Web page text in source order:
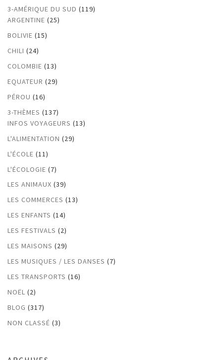
3-AMÉRIQUE DU SUD (119)
ARGENTINE (25)
BOLIVIE (15)
CHILI (24)
COLOMBIE (13)
EQUATEUR (29)
PÉROU (16)
3-THÈMES (137)
INFOS VOYAGEURS (13)
L'ALIMENTATION (29)
L'ÉCOLE (11)
L'ÉCOLOGIE (7)
LES ANIMAUX (39)
LES COMMERCES (13)
LES ENFANTS (14)
LES FESTIVALS (2)
LES MAISONS (29)
LES MUSIQUES / LES DANSES (7)
LES TRANSPORTS (16)
NOËL (2)
BLOG (317)
NON CLASSÉ (3)